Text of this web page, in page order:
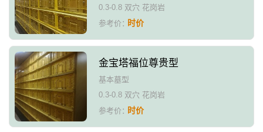
0.3-0.8 双穴 花岗岩
参考价：时价
金宝塔福位尊贵型
基本墓型
0.3-0.8 双穴 花岗岩
参考价：时价